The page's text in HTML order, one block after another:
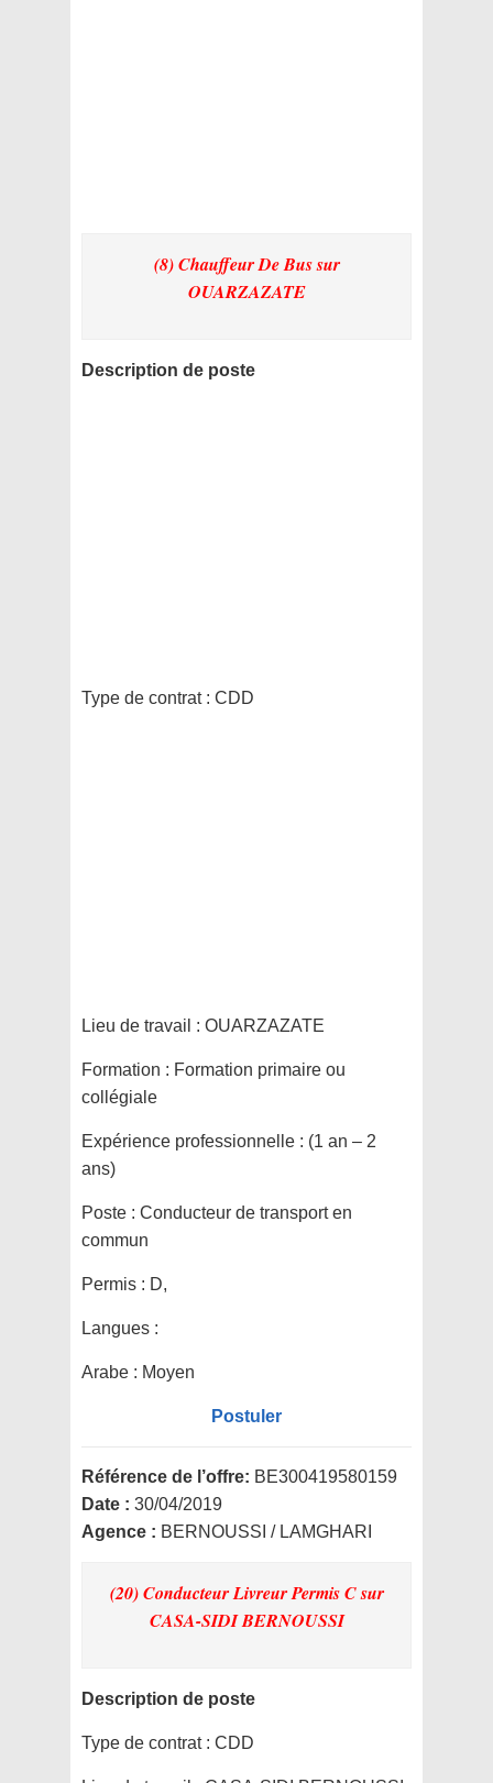
(8) Chauffeur De Bussur
OUARZAZATE
Description de poste
Type de contrat : CDD
Lieu de travail : OUARZAZATE
Formation : Formation primaire ou
collégiale
Expérience professionnelle : (1 an – 2
ans)
Poste : Conducteur de transport en
commun
Permis : D,
Langues :
Arabe : Moyen
Postuler
Référence de l’offre: BE300419580159
Date : 30/04/2019
Agence : BERNOUSSI / LAMGHARI
(20) Conducteur Livreur Permis Csur
CASA-SIDI BERNOUSSI
Description de poste
Type de contrat : CDD